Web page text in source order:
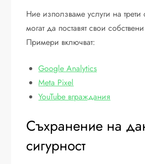
Ние използваме услуги на трети
могат да поставят свои
Примери включват:
Google Analytics
Meta Pixel
YouTube вграждания
Съхранение на
сигурност